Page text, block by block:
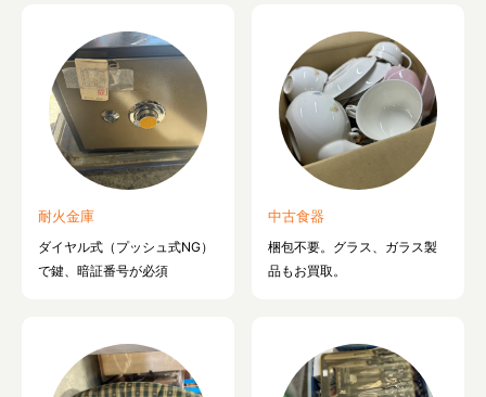
耐火金庫
ダイヤル式（プッシュ式NG）
で鍵、暗証番号が必須
中古食器
梱包不要。グラス、ガラス製
品もお買取。